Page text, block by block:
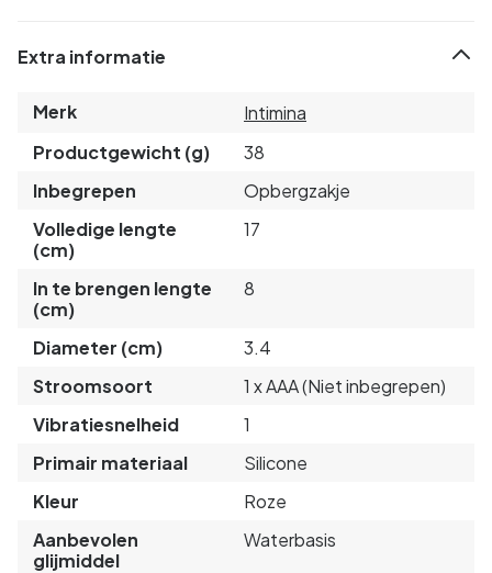
Extra informatie
Merk
Intimina
Productgewicht (g)
38
Inbegrepen
Opbergzakje
Volledige lengte
(cm)
17
In te brengen lengte
(cm)
8
Diameter (cm)
3.4
Stroomsoort
1 x AAA (Niet inbegrepen)
Vibratiesnelheid
1
Primair materiaal
Silicone
Kleur
Roze
Aanbevolen
glijmiddel
Waterbasis